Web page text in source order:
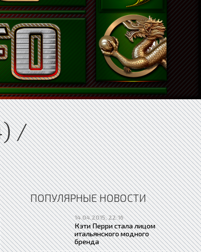
/
ПОПУЛЯРНЫЕ НОВОСТИ
14.04.2015, 22:16
Кэти Перри стала лицом
итальянского модного
бренда